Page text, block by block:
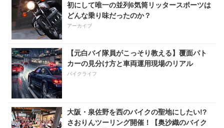
初にして唯一の並列6気筒リッタースポーツは
どんな乗り味だったのか？
アーカイブ
【元白バイ隊員がこっそり教える】覆面パト
カーの見分け方と車両運用現場のリアル
バイクライフ
大阪・泉佐野を西のバイクの聖地にしたい!?
さおりんツーリング開催！【奥沙織のバイク